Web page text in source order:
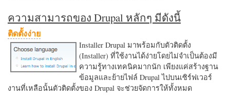
ความสามารถของ Drupal หลักๆ มีดังนี้
ติดตั้งง่าย
Installer Drupal มาพร้อมกับตัวติดตั้ง
(Installer) ที่ใช้งานได้ง่ายโดยไม่จำเป็นต้องมี
ความรู้ทางเทคนิคมากนัก เพียงแค่สร้างฐาน
ข้อมูลและย้ายไฟล์ Drupal ไปบนเซิร์ฟเวอร์
งานที่เหลือนั้นตัวติดตั้งของ Drupal จะช่วยจัดการให้ทั้งหมด